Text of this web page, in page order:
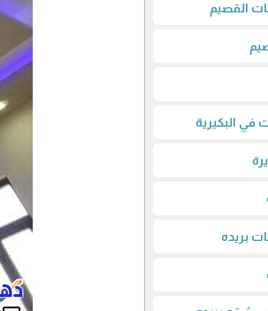
القصيم
في البكيرية
بريده